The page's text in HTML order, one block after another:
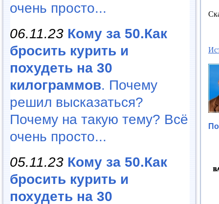
очень просто...
06.11.23 Кому за 50.Как
бросить курить и
похудеть на 30
килограммов. Почему
решил высказаться?
Почему на такую тему? Всё
очень просто...
05.11.23 Кому за 50.Как
бросить курить и
похудеть на 30